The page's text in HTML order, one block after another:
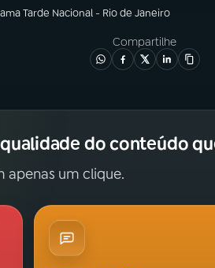
Tarde Nacional - Rio de Janeiro
Compartilhe
do conteúdo
apenas um clique.